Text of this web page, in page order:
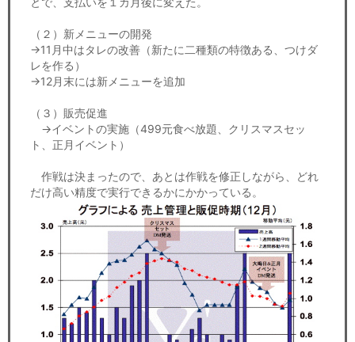
（２）新メニューの開発
→11月中はタレの改善（新たに二種類の特徴ある、つけダ
レを作る）
→12月末には新メニューを追加
（３）販売促進
→イベントの実施（499元食べ放題、クリスマスセッ
ト、正月イベント）
作戦は決まったので、あとは作戦を修正しながら、どれ
だけ高い精度で実行できるかにかかっている。